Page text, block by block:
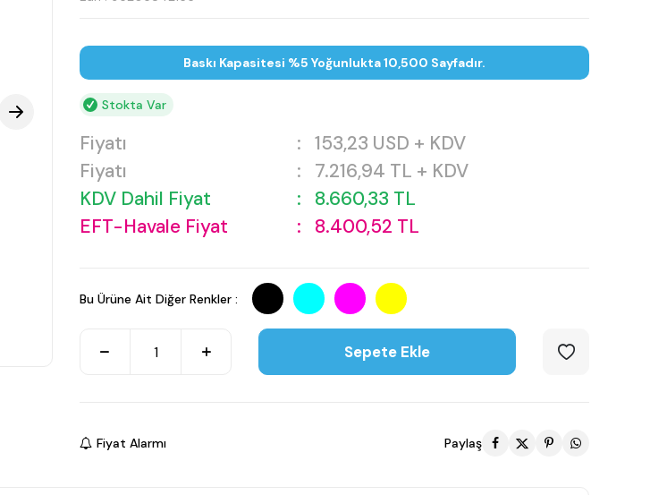
Baskı Kapasitesi %5 Yoğunlukta 10,500 Sayfadır.
Stokta Var
Fiyatı : 153,23 USD + KDV
Fiyatı
: 7.216,94 TL + KDV
KDV Dahil Fiyat
: 8.660,33 TL
EFT-Havale Fiyat
: 8.400,52 TL
Bu Ürüne Ait Diğer Renkler :
Sepete Ekle
Fiyat Alarmı Paylaş